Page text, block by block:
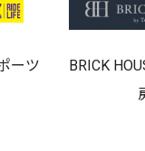
ーツ
BRICK